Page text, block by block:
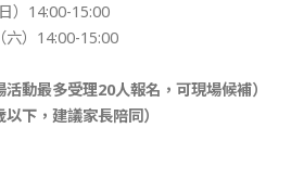
）14:00-15:00
六）14:00-15:00
動最多受理20人報名，可現場候補）
下，建議家長陪同）